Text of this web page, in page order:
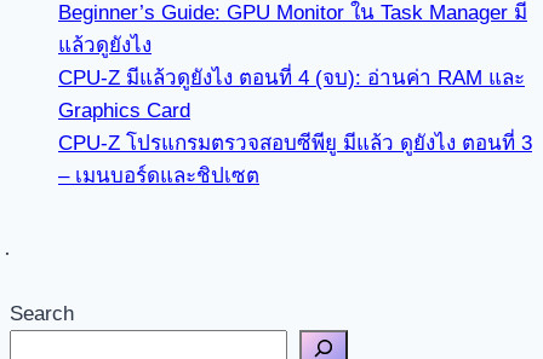
Beginner’s Guide: GPU Monitor ใน Task Manager มี
แล้วดูยังไง
CPU-Z มีแล้วดูยังไง ตอนที่ 4 (จบ): อ่านค่า RAM และ
Graphics Card
CPU-Z โปรแกรมตรวจสอบซีพียู มีแล้ว ดูยังไง ตอนที่ 3
– เมนบอร์ดและชิปเซต
Search